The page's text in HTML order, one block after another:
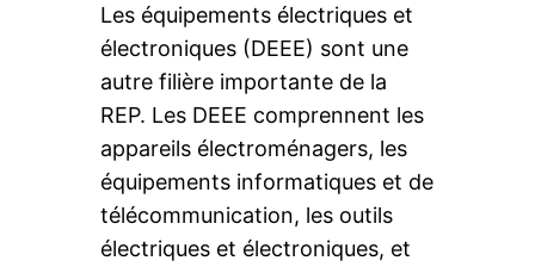
Les équipements électriques et
électroniques (DEEE) sont une
autre filière importante de la
REP. Les DEEE comprennent les
appareils électroménagers, les
équipements informatiques et de
télécommunication, les outils
électriques et électroniques, et